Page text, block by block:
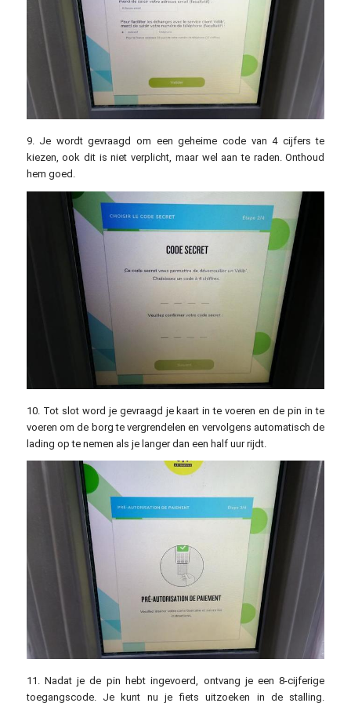
9. Je wordt gevraagd om een geheime code van 4 cijfers te
kiezen, ook dit is niet verplicht, maar wel aan te raden. Onthoud
hem goed.
10. Tot slot word je gevraagd je kaart in te voeren en de pin in te
voeren om de borg te vergrendelen en vervolgens automatisch de
lading op te nemen als je langer dan een half uur rijdt.
11. Nadat je de pin hebt ingevoerd, ontvang je een 8-cijferige
toegangscode. Je kunt nu je fiets uitzoeken in de stalling.